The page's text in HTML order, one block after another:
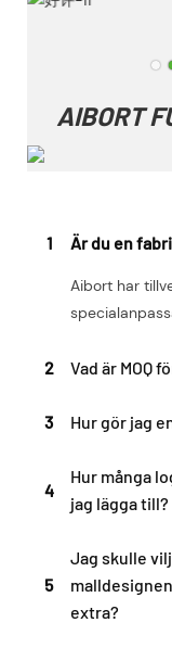
AIBORT
1 Är du en
Aibort har
2 Vad är MOQ
3 Hur gör jag
4
Hur många
jag lägga till?
5
Jag skulle
extra?